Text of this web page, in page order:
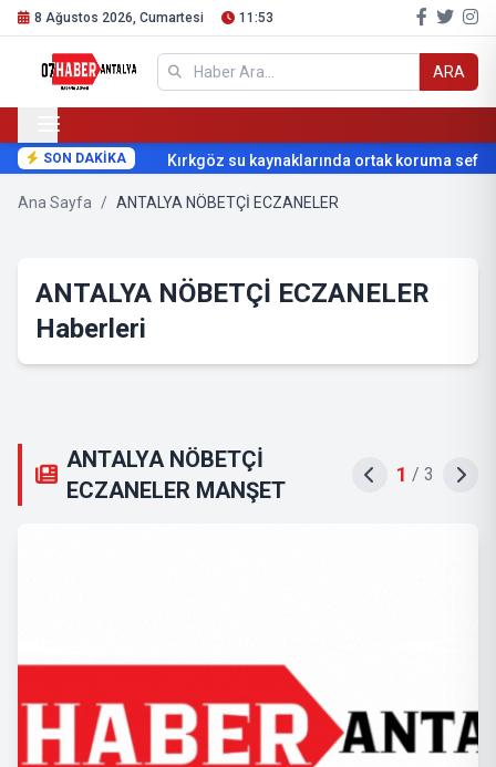
8 Ağustos 2026, Cumartesi 11:53
ARA
SON DAKİKA Kırkgöz su kaynaklarında ortak koruma
Ana Sayfa / ANTALYA NÖBETÇİ ECZANELER
ANTALYA NÖBETÇİ ECZANELER
Haberleri
ANTALYA NÖBETÇİ
ECZANELER MANŞET
1 / 3